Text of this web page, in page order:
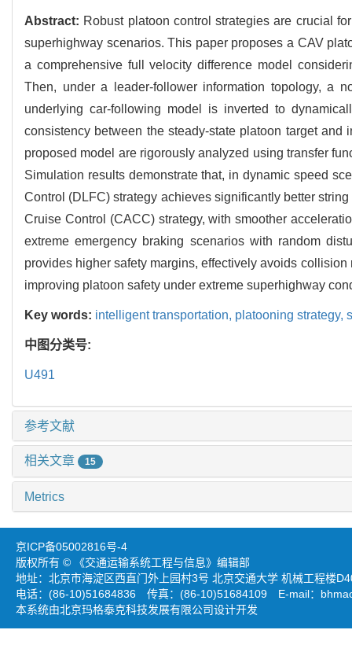
Abstract: Robust platoon control strategies are crucial
superhighway scenarios. This paper proposes a CAV
a comprehensive full velocity difference model
Then, under a leader-follower information topology, a
underlying car-following model is inverted to
consistency between the steady-state platoon target
proposed model are rigorously analyzed using transfer
Simulation results demonstrate that, in dynamic speed
Control (DLFC) strategy achieves significantly better
Cruise Control (CACC) strategy, with smoother
extreme emergency braking scenarios with random
provides higher safety margins, effectively avoids
improving platoon safety under extreme superhighway
Key words: intelligent transportation, platooning strategy,
中图分类号:
U491
参考文献
相关文章 15
Metrics
京ICP备05002816号-4
版权所有 © 《交通运输系统工程与信息》编辑部
地址：北京市海淀区西直门外上园村3号 北京交通大学 机械工程楼
电话：(86-10)51684836 传真：(86-10)51684109 E-mail：
本系统由北京玛格泰克科技发展有限公司设计开发